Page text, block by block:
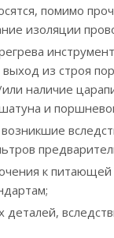
помимо
изоляции
из строя
наличие
и
к